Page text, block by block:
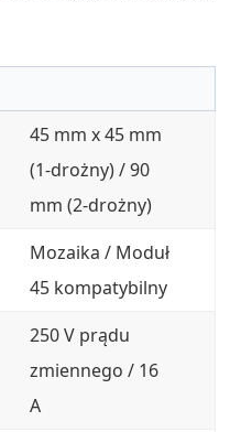
45 mm x 45 mm
(1-drożny) / 90
mm (2-drożny)
Mozaika / Moduł
45 kompatybilny
250 V prądu
zmiennego / 16
A